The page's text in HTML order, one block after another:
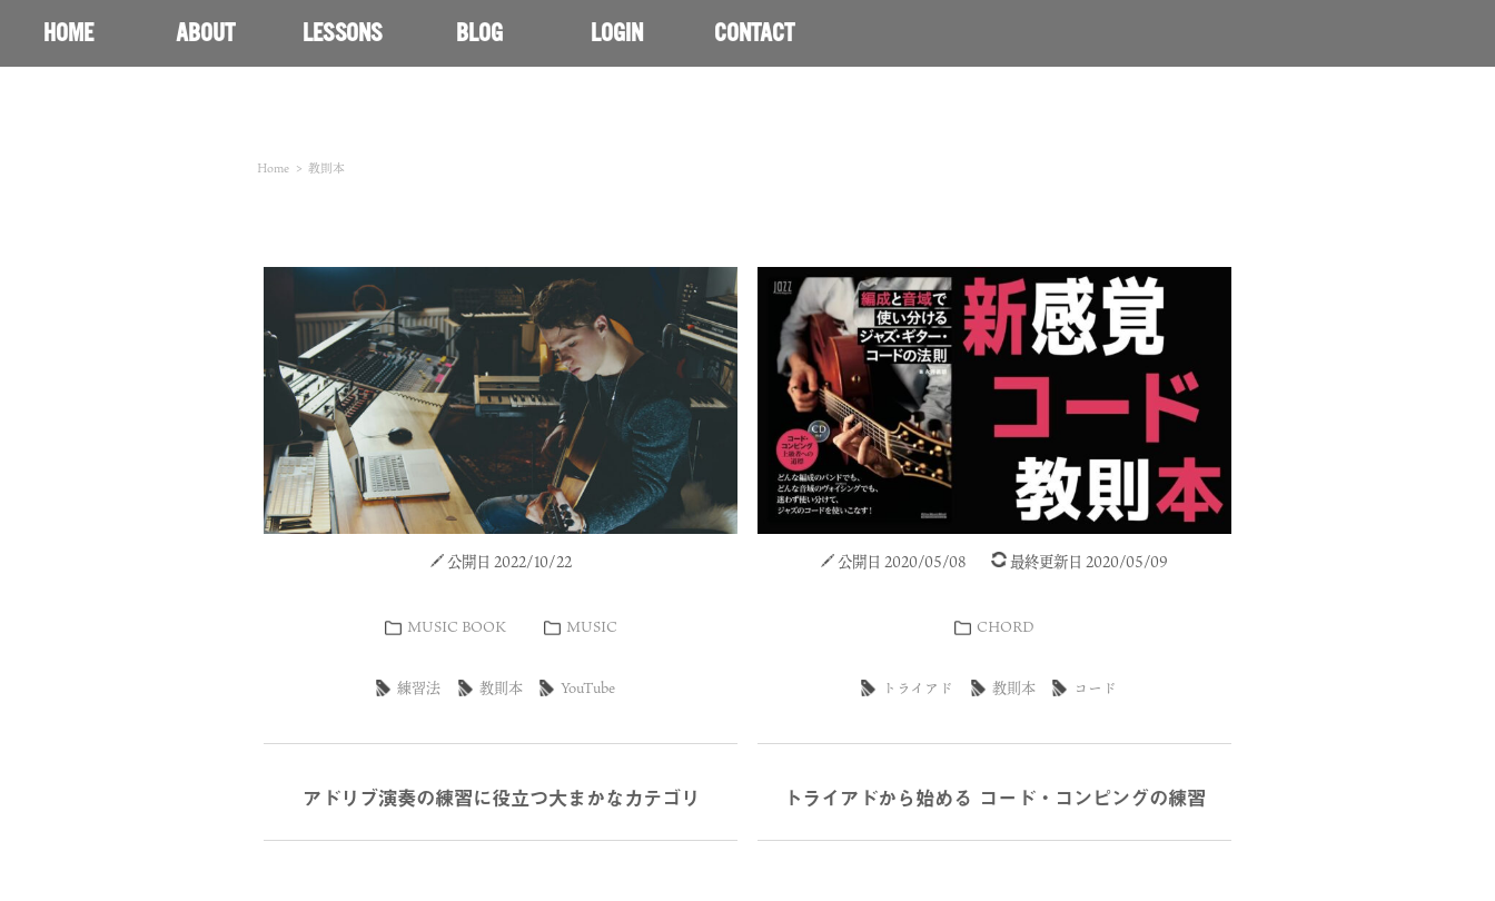
HOME ABOUT LESSONS BLOG LOGIN CONTACT
Home > 教則本
公開日 2022/10/22
MUSIC BOOK MUSIC
練習法 教則本 YouTube
アドリブ演奏の練習に役立つ大まかなカテゴリ
公開日 2020/05/08 最終更新日 2020/05/09
CHORD
トライアド 教則本 コード
トライアドから始める コード・コンピングの練習